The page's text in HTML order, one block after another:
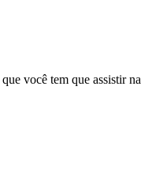
que você tem que assistir na